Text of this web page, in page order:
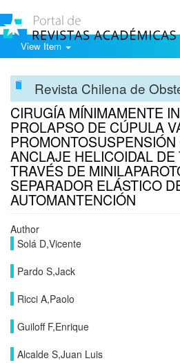
View Item
Revista Chilena de
CIRUGÍA MÍNIMAMENTE
PROLAPSO DE CÚPULA
ANCLAJE HELICOIDAL DE
TRAVÉS DE
SEPARADOR ELÁSTICO
AUTOMANTENCIÓN
Author
Solá D,Vicente
Pardo S,Jack
Ricci A,Paolo
Guiloff F,Enrique
Alcalde S,Juan Luis